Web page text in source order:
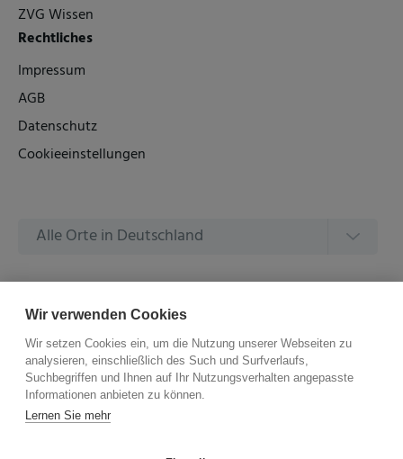
ZVG Wissen
Rechtliches
Impressum
AGB
Datenschutz
Cookieeinstellungen
Alle Orte in Deutschland
Alle Amtsgerichte in Deutschland
©2026 –ZVG Termine.Alle Rechte Vorbehalten.
Wir verwenden Cookies
Wir setzen Cookies ein, um die Nutzung unserer Webseiten zu
analysieren, einschließlich des Such und Surfverlaufs,
Suchbegriffen und Ihnen auf Ihr Nutzungsverhalten angepasste
Informationen anbieten zu können.
Lernen Sie mehr